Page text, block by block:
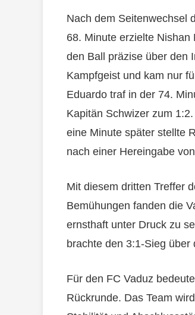
Nach dem Seitenwechsel
68. Minute erzielte
den Ball präzise über den
Kampfgeist und kam nur
Eduardo traf in der 74.
Kapitän Schwizer zum
eine Minute später stellte
nach einer Hereingabe
Mit diesem dritten Treffer
Bemühungen fanden die
ernsthaft unter Druck zu
brachte den 3:1-Sieg über
Für den FC Vaduz
Rückrunde. Das Team